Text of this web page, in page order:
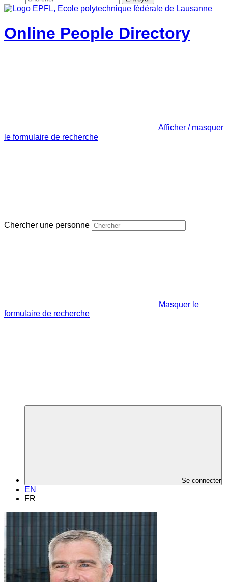
Online People Directory
Afficher / masquer
le formulaire de recherche
Chercher une personne
Masquer le
formulaire de recherche
Se connecter
EN
FR